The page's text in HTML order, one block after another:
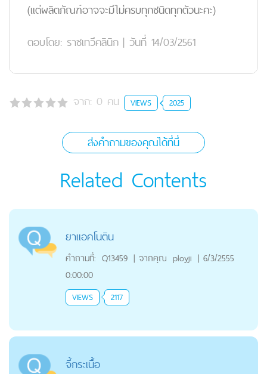
(แต่ผลิตภัณฑ์อาจจะมีไม่ครบทุกชนิดทุกตัวนะคะ)
ตอบโดย: ราชเทวีคลินิก | วันที่ 14/03/2561
จาก: 0 คน VIEWS 2025
ส่งคำถามของคุณได้ที่นี่
Related Contents
ยาแอคโนติน
คำถามที่: Q13459 | จากคุณ ployji | 6/3/2555
0:00:00
VIEWS 2117
จี้กระเนื้อ